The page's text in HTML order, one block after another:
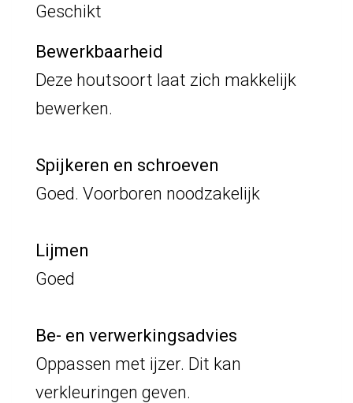
Geschikt
Bewerkbaarheid
Deze houtsoort laat zich makkelijk
bewerken.
Spijkeren en schroeven
Goed. Voorboren noodzakelijk
Lijmen
Goed
Be- en verwerkingsadvies
Oppassen met ijzer. Dit kan
verkleuringen geven.